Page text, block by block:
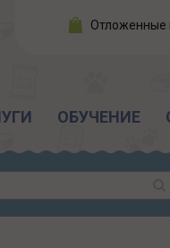
Отложенные
ОБУЧЕНИЕ